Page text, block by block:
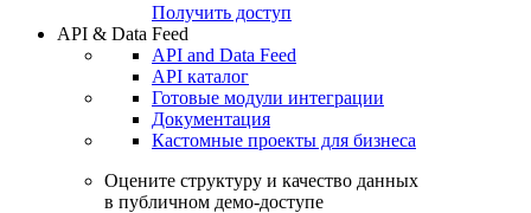
Получить доступ
API & Data Feed
API and Data Feed
API каталог
Готовые модули интеграции
Документация
Кастомные проекты для бизнеса
Оцените структуру и качество данных
в публичном демо-доступе